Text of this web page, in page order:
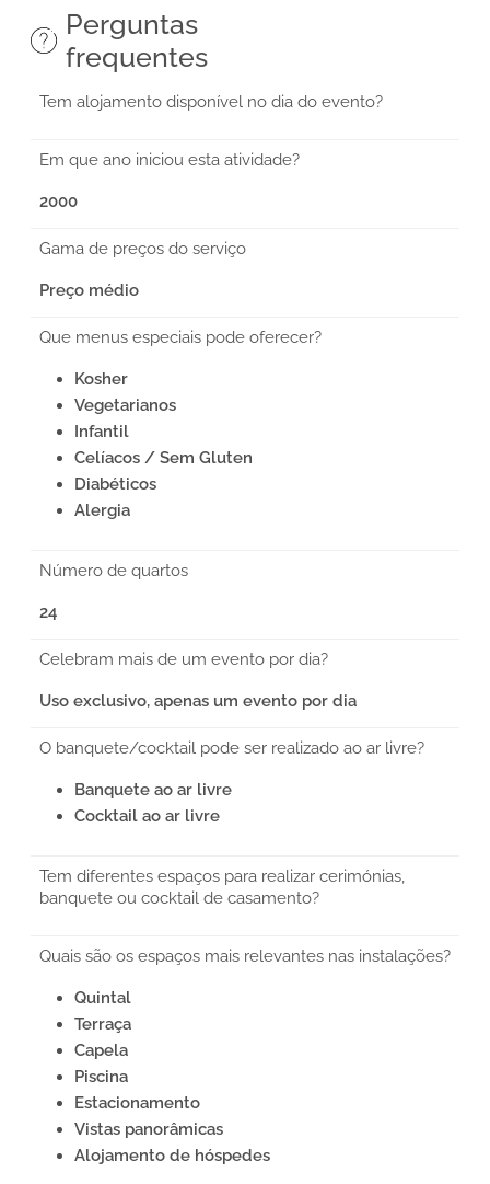
Perguntas
frequentes
Tem alojamento disponível no dia do evento?
Em que ano iniciou esta atividade?
2000
Gama de preços do serviço
Preço médio
Que menus especiais pode oferecer?
Kosher
Vegetarianos
Infantil
Celíacos / Sem Gluten
Diabéticos
Alergia
Número de quartos
24
Celebram mais de um evento por dia?
Uso exclusivo, apenas um evento por dia
O banquete/cocktail pode ser realizado ao ar livre?
Banquete ao ar livre
Cocktail ao ar livre
Tem diferentes espaços para realizar cerimónias,
banquete ou cocktail de casamento?
Quais são os espaços mais relevantes nas instalações?
Quintal
Terraça
Capela
Piscina
Estacionamento
Vistas panorâmicas
Alojamento de hóspedes